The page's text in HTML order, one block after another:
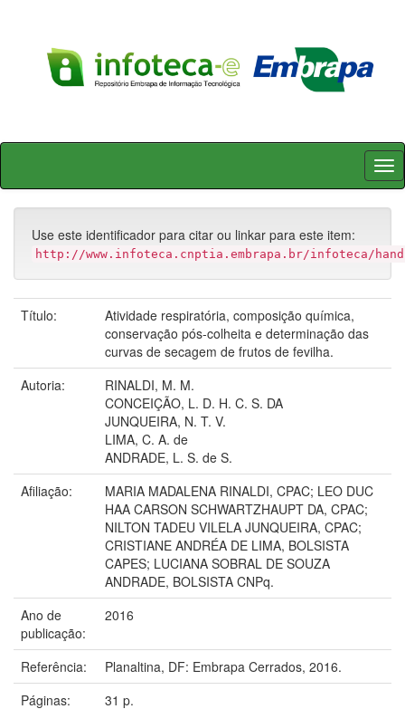
Skip
Use este identificador para citar ou linkar para este item:
http://www.infoteca.cnptia.embrapa.br/infoteca/
Título:
Atividade respiratória, composição química,
conservação pós-colheita e determinação das
curvas de secagem de frutos de fevilha.
Autoria:
RINALDI, M. M.
CONCEIÇÃO, L. D. H. C. S. DA
JUNQUEIRA, N. T. V.
LIMA, C. A. de
ANDRADE, L. S. de S.
Afiliação:
MARIA MADALENA RINALDI, CPAC; LEO DUC
HAA CARSON SCHWARTZHAUPT DA, CPAC;
NILTON TADEU VILELA JUNQUEIRA, CPAC;
CRISTIANE ANDRÉA DE LIMA, BOLSISTA
CAPES; LUCIANA SOBRAL DE SOUZA
ANDRADE, BOLSISTA CNPq.
Ano de
publicação:
2016
Referência:
Planaltina, DF: Embrapa Cerrados, 2016.
Páginas:
31 p.